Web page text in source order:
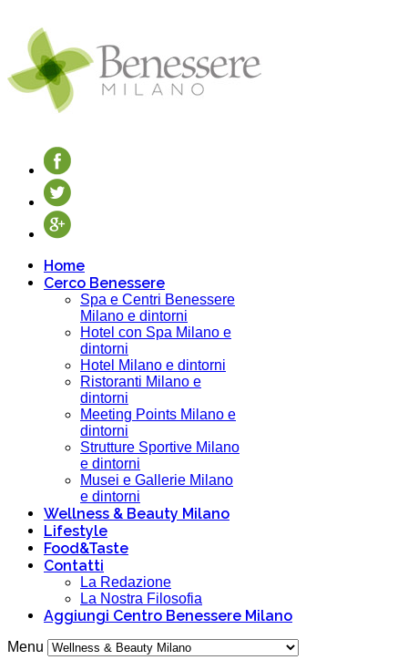
Home
Cerco Benessere
Spa e Centri Benessere
Milano e dintorni
Hotel con Spa Milano e
dintorni
Hotel Milano e dintorni
Ristoranti Milano e
dintorni
Meeting Points Milano e
dintorni
Strutture Sportive Milano
e dintorni
Musei e Gallerie Milano
e dintorni
Wellness & Beauty Milano
Lifestyle
Food&Taste
Contatti
La Redazione
La Nostra Filosofia
Aggiungi Centro Benessere Milano
Menu